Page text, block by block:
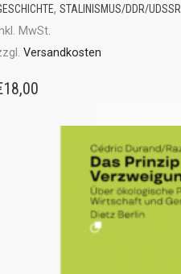
, STALINISMUS/DDR/UDSSR
MwSt.
Versandkosten
18,00